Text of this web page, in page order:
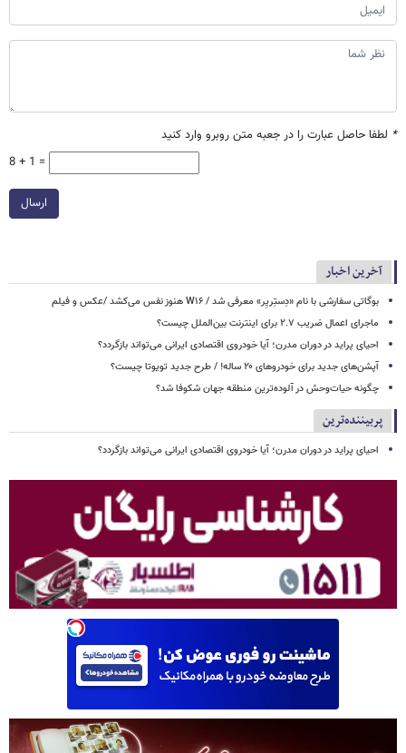
* لطفا حاصل عبارت را در جعبه متن روبرو وارد کنید
8 + 1 =
ارسال
آخرین اخبار
بوگاتی سفارشی با نام «دِستِریِر» معرفی شد / W۱۶ هنوز نفس می‌کشد /عکس و فیلم
ماجرای اعمال ضریب ۲.۷ برای اینترنت بین‌الملل چیست؟
احیای پراید در دوران مدرن؛ آیا خودروی اقتصادی ایرانی می‌تواند بازگردد؟
آپشن‌های جدید برای خودروهای ۲۰ ساله! / طرح جدید تویوتا چیست؟
چگونه حیات‌وحش در آلوده‌ترین منطقه جهان شکوفا شد؟
پربیننده‌ترین
احیای پراید در دوران مدرن؛ آیا خودروی اقتصادی ایرانی می‌تواند بازگردد؟